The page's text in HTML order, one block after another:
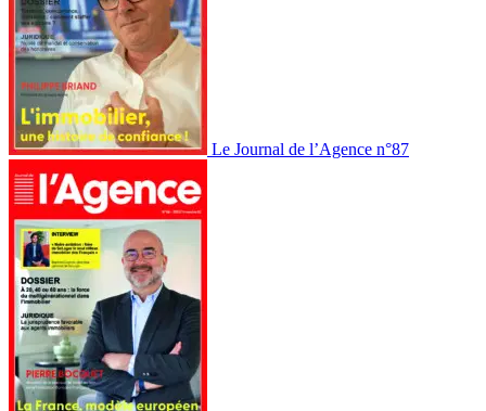
Le Journal de l’Agence n°87